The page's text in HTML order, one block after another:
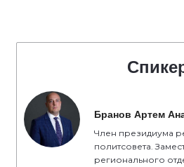
Бранов Артем
Член президиума
политсовета.
регионального